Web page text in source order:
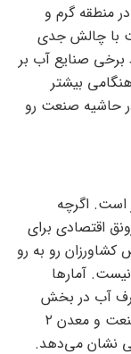
منطقه گرم و
با چالش جدی
صنایع آب بر
بیشتر
حاشیه صنعت رو
است. اگرچه
اقتصادی برای
کشاورزان رو به رو
آمار‌ها
آب در بخش
کشاورزی حدود ۹۰ درصد، شرب ۸ درصد و صنعت و معدن ۲
نشان می‌دهد.